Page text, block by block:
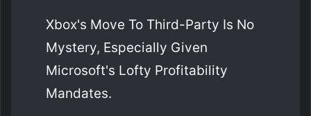
Xbox's Move To Third-Party Is No
Mystery, Especially Given
Microsoft's Lofty Profitability
Mandates.